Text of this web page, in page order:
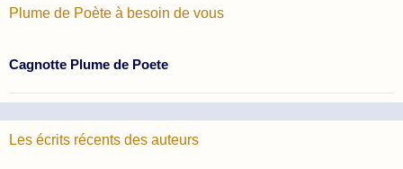
Plume de Poète à besoin de vous
Cagnotte Plume de Poete
Les écrits récents des auteurs